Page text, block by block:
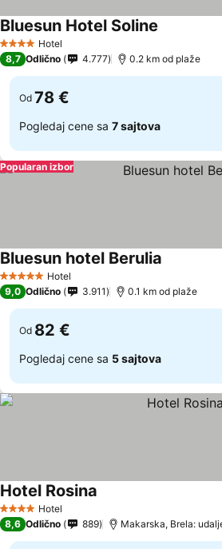
4 ZvezdiceHotel
Bluesun Hotel Soline
8,7 Odlično 4.777 0.2 km od plaže
Od 78 €
Pogledaj cene sa 7 sajtova
Popularan izbor
5 ZvezdiceHotel
Bluesun hotel Berulia
9,0 Odlično 3.911 0.1 km od plaže
Od 82 €
Pogledaj cene sa 5 sajtova
4 ZvezdiceHotel
Hotel Rosina
8,6 Odlično 889 Makarska, Brela: